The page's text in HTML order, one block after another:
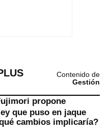
Contenido de
Gestión
propone
que puso en jaque
cambios implicaría?